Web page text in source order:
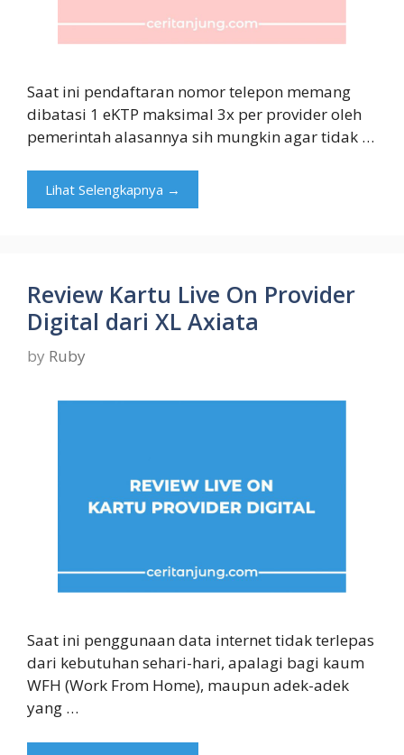
Saat ini pendaftaran nomor telepon memang
dibatasi 1 eKTP maksimal 3x per provider oleh
pemerintah alasannya sih mungkin agar tidak …
Lihat Selengkapnya →
Review Kartu Live On Provider
Digital dari XL Axiata
by Ruby
Saat ini penggunaan data internet tidak terlepas
dari kebutuhan sehari-hari, apalagi bagi kaum
WFH (Work From Home), maupun adek-adek
yang …